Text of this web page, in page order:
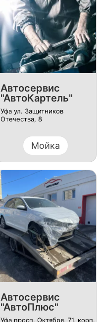
Автосервис
"АвтоКартель"
Уфа ул. Защитников
Отечества, 8
Мойка
Автосервис
"АвтоПлюс"
Уфа просп. Октября, 71, корп.